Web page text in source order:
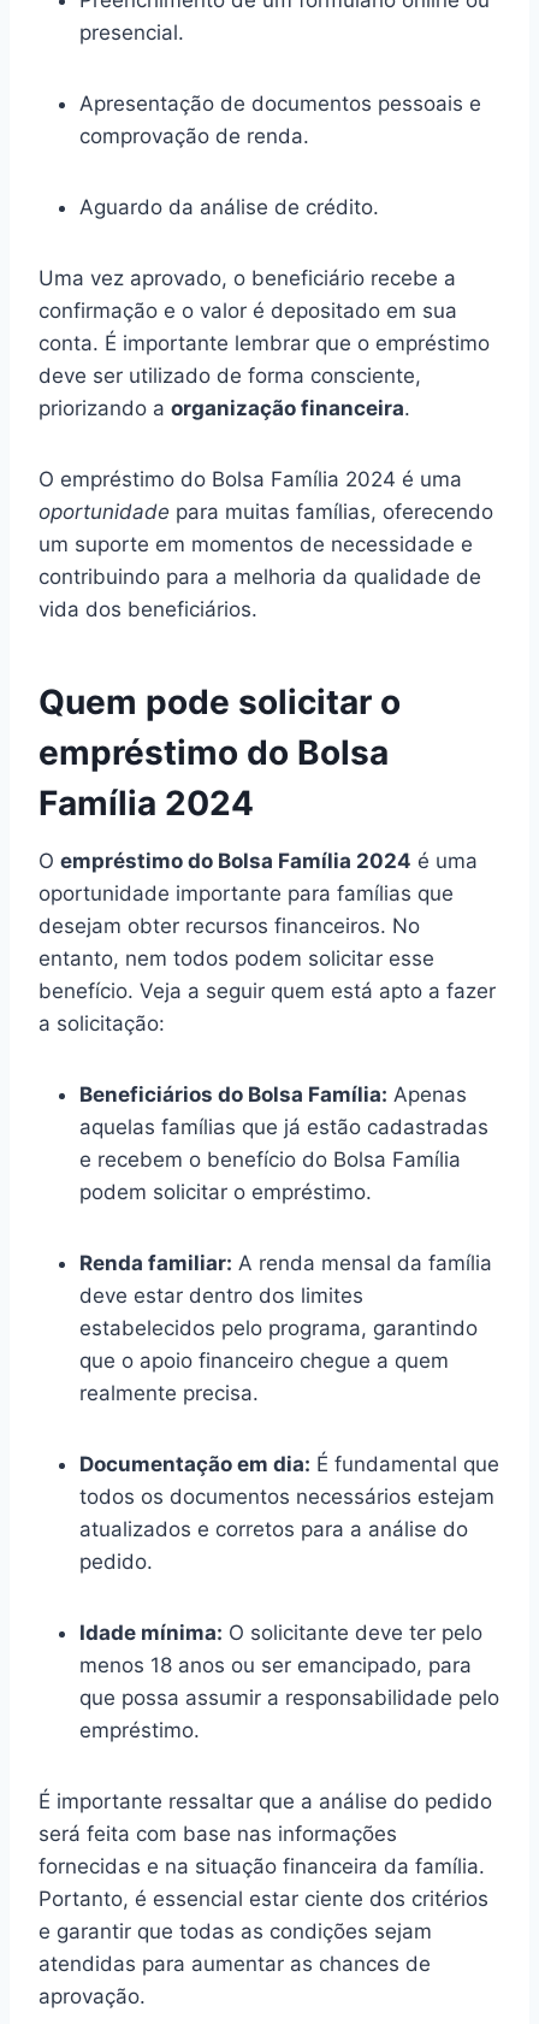
presencial.
Apresentação de documentos pessoais e
comprovação de renda.
Aguardo da análise de crédito.
Uma vez aprovado, o beneficiário recebe a
confirmação e o valor é depositado em sua
conta. É importante lembrar que o empréstimo
deve ser utilizado de forma consciente,
priorizando a organização financeira.
O empréstimo do Bolsa Família 2024 é uma
oportunidade para muitas famílias, oferecendo
um suporte em momentos de necessidade e
contribuindo para a melhoria da qualidade de
vida dos beneficiários.
Quem pode solicitar o
empréstimo do Bolsa
Família 2024
O empréstimo do Bolsa Família 2024 é uma
oportunidade importante para famílias que
desejam obter recursos financeiros. No
entanto, nem todos podem solicitar esse
benefício. Veja a seguir quem está apto a fazer
a solicitação:
Beneficiários do Bolsa Família: Apenas
aquelas famílias que já estão cadastradas
e recebem o benefício do Bolsa Família
podem solicitar o empréstimo.
Renda familiar: A renda mensal da família
deve estar dentro dos limites
estabelecidos pelo programa, garantindo
que o apoio financeiro chegue a quem
realmente precisa.
Documentação em dia: É fundamental que
todos os documentos necessários estejam
atualizados e corretos para a análise do
pedido.
Idade mínima: O solicitante deve ter pelo
menos 18 anos ou ser emancipado, para
que possa assumir a responsabilidade pelo
empréstimo.
É importante ressaltar que a análise do pedido
será feita com base nas informações
fornecidas e na situação financeira da família.
Portanto, é essencial estar ciente dos critérios
e garantir que todas as condições sejam
atendidas para aumentar as chances de
aprovação.